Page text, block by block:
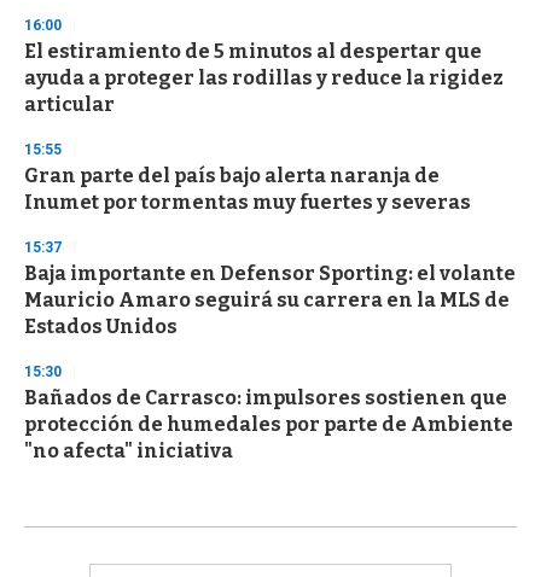
16:00
El estiramiento de 5 minutos al despertar que
ayuda a proteger las rodillas y reduce la rigidez
articular
15:55
Gran parte del país bajo alerta naranja de
Inumet por tormentas muy fuertes y severas
15:37
Baja importante en Defensor Sporting: el volante
Mauricio Amaro seguirá su carrera en la MLS de
Estados Unidos
15:30
Bañados de Carrasco: impulsores sostienen que
protección de humedales por parte de Ambiente
"no afecta" iniciativa